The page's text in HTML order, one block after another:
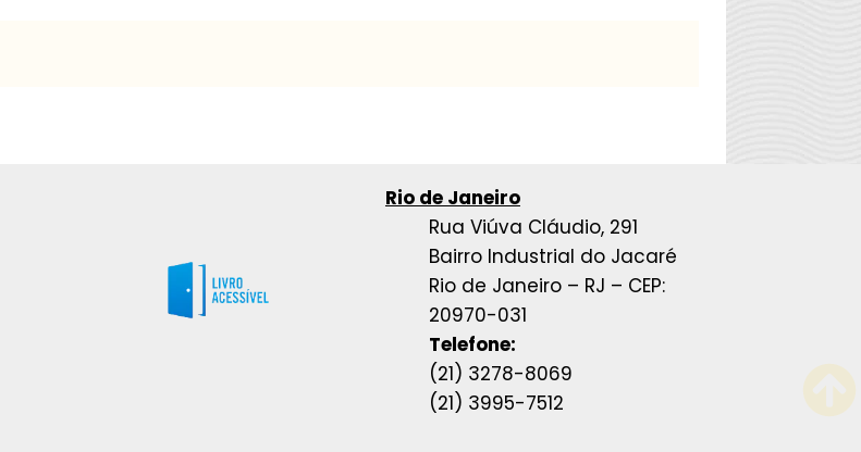
Rio de Janeiro
Rua Viúva Cláudio, 291
Bairro Industrial do Jacaré
Rio de Janeiro – RJ – CEP:
20970-031
Telefone:
(21) 3278-8069
(21) 3995-7512